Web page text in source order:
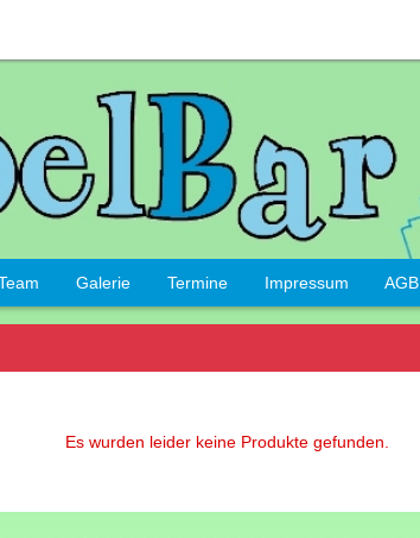
Galerie Termine Impressum AGB
Es wurden leider keine Produkte gefunden.